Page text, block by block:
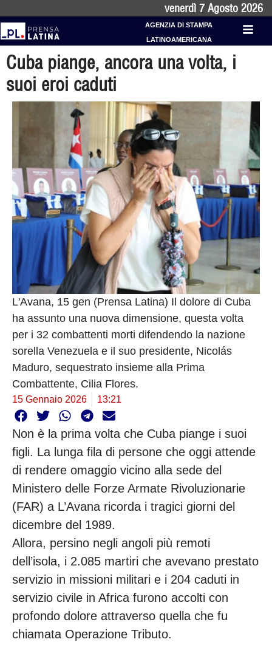
venerdì 7 Agosto 2026
AGENZIA DI STAMPA
LATINOAMERICANA
Cuba piange, ancora una volta, i
suoi eroi caduti
L'Avana, 15 gen (Prensa Latina) Il dolore di Cuba
ha assunto una nuova dimensione, questa volta
per i 32 combattenti morti difendendo la nazione
sorella Venezuela e il suo presidente, Nicolás
Maduro, sequestrato insieme alla Prima
Combattente, Cilia Flores.
15 Gennaio 2026 13:21
Non è la prima volta che Cuba piange i suoi
figli. La lunga fila di persone che oggi attende
di rendere omaggio vicino alla sede del
Ministero delle Forze Armate Rivoluzionarie
(FAR) a L’Avana ricorda i tragici giorni del
dicembre del 1989.
Allora, persino negli angoli più remoti
dell’isola, i 2.085 martiri che avevano prestato
servizio in missioni militari e i 204 caduti in
servizio civile in Africa furono accolti con
profondo dolore attraverso quella che fu
chiamata Operazione Tributo.